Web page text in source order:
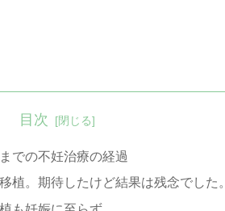
目次
での不妊治療の経過
植。期待したけど結果は残念でした。